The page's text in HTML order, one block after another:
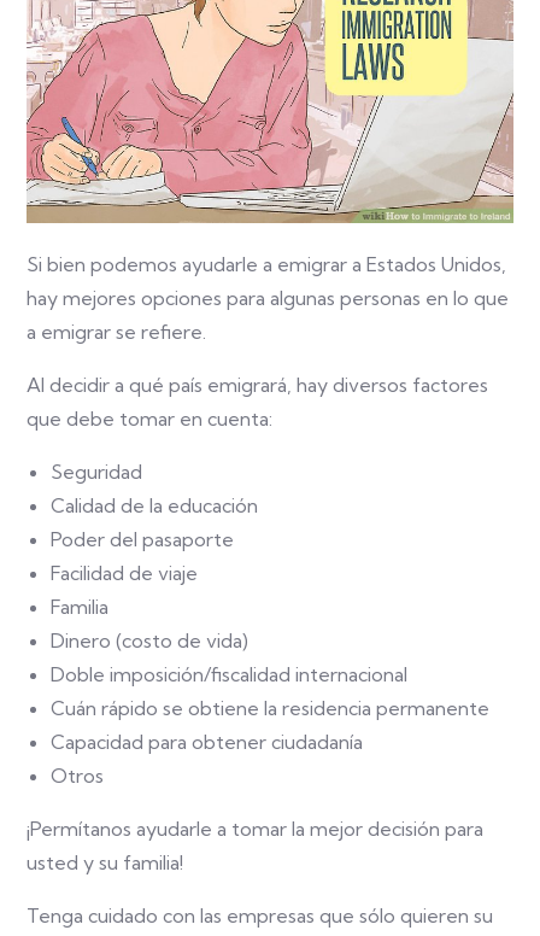
Si bien podemos ayudarle a emigrar a Estados Unidos,
hay mejores opciones para algunas personas en lo que
a emigrar se refiere.
Al decidir a qué país emigrará, hay diversos factores
que debe tomar en cuenta:
Seguridad
Calidad de la educación
Poder del pasaporte
Facilidad de viaje
Familia
Dinero (costo de vida)
Doble imposición/fiscalidad internacional
Cuán rápido se obtiene la residencia permanente
Capacidad para obtener ciudadanía
Otros
¡Permítanos ayudarle a tomar la mejor decisión para
usted y su familia!
Tenga cuidado con las empresas que sólo quieren su